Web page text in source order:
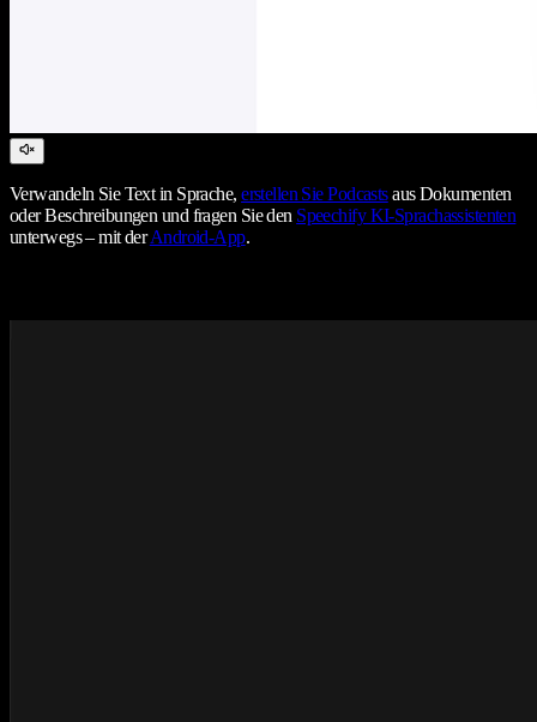
Verwandeln Sie Text in Sprache,erstellen Sie Podcastsaus Dokumenten
oder Beschreibungen und fragen Sie den Speechify KI-Sprachassistenten
unterwegs – mit derAndroid-App.